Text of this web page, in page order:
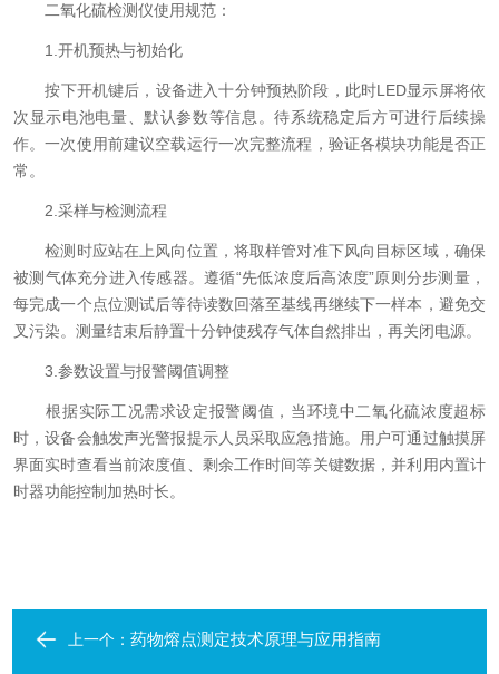
二氧化硫检测仪使用规范：
1.开机预热与初始化
按下开机键后，设备进入十分钟预热阶段，此时LED显示屏将依
次显示电池电量、默认参数等信息。待系统稳定后方可进行后续操
作。一次使用前建议空载运行一次完整流程，验证各模块功能是否正
常。
2.采样与检测流程
检测时应站在上风向位置，将取样管对准下风向目标区域，确保
被测气体充分进入传感器。遵循“先低浓度后高浓度”原则分步测量，
每完成一个点位测试后等待读数回落至基线再继续下一样本，避免交
叉污染。测量结束后静置十分钟使残存气体自然排出，再关闭电源。
3.参数设置与报警阈值调整
根据实际工况需求设定报警阈值，当环境中二氧化硫浓度超标
时，设备会触发声光警报提示人员采取应急措施。用户可通过触摸屏
界面实时查看当前浓度值、剩余工作时间等关键数据，并利用内置计
时器功能控制加热时长。
上一个：药物熔点测定技术原理与应用指南